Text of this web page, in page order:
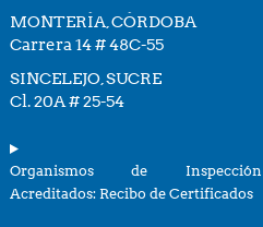
MONTERÍA, CÓRDOBA
Carrera 14 # 48C-55
SINCELEJO, SUCRE
Cl. 20A # 25-54
Organismos de Inspección
Acreditados: Recibo de Certificados